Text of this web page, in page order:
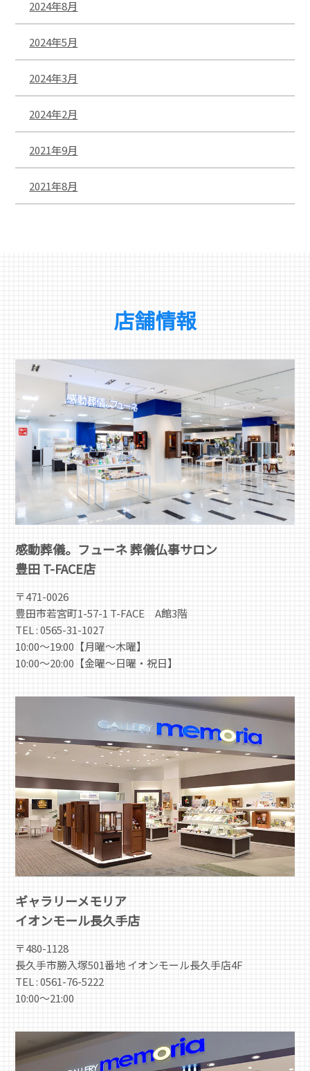
2024年8月
2024年5月
2024年3月
2024年2月
2021年9月
2021年8月
店舗情報
感動葬儀。フューネ 葬儀仏事サロン
豊田 T-FACE店
〒471-0026
豊田市若宮町1-57-1 T-FACE A館3階
TEL : 0565-31-1027
10:00～19:00【月曜～木曜】
10:00～20:00【金曜～日曜・祝日】
ギャラリーメモリア
イオンモール長久手店
〒480-1128
長久手市勝入塚501番地 イオンモール長久手店4F
TEL : 0561-76-5222
10:00～21:00